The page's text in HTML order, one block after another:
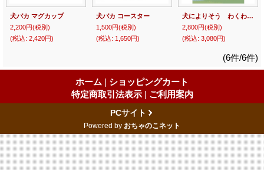
犬バカ マグカップ
2,200円(税別)
(税込: 2,420円)
犬バカ コースター
1,500円(税別)
(税込: 1,650円)
犬によりそう わくわくワークBOOK
2,800円(税別)
(税込: 3,080円)
(6件/6件)
ホーム | ショッピングカート
特定商取引法表示 | ご利用案内
PCサイト
Powered by おちゃのこネット